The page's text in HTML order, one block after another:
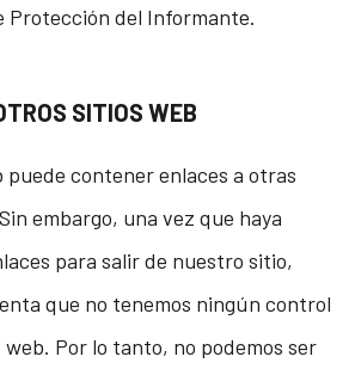
Protección del Informante.
SITIOS WEB
contener enlaces a otras
embargo, una vez que haya
para salir de nuestro sitio,
que no tenemos ningún control
Por lo tanto, no podemos ser